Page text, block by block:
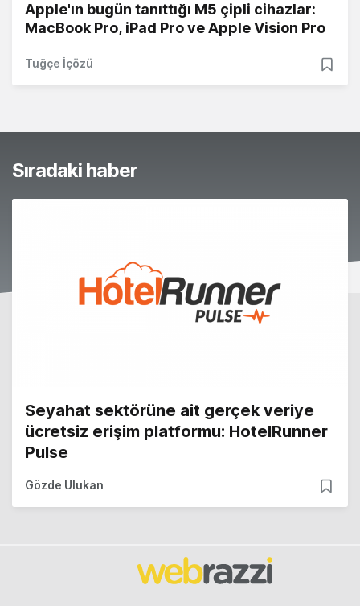
Apple'ın bugün tanıttığı M5 çipli cihazlar:
MacBook Pro, iPad Pro ve Apple Vision Pro
Tuğçe İçözü
Sıradaki haber
Seyahat sektörüne ait gerçek veriye
ücretsiz erişim platformu: HotelRunner
Pulse
Gözde Ulukan